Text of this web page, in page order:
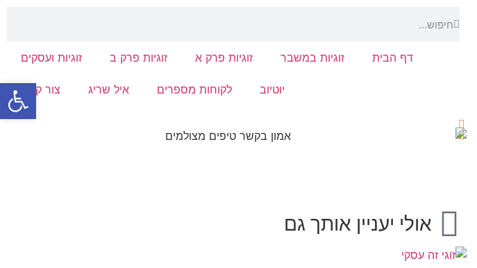
דף הבית זוגיות במשבר זוגיות פרק א זוגיות פרק ב זוגיות ועסקים
יוטיוב לקוחות מספרים איל שריג צור קשר
אולי יעניין אותך גם
פתח